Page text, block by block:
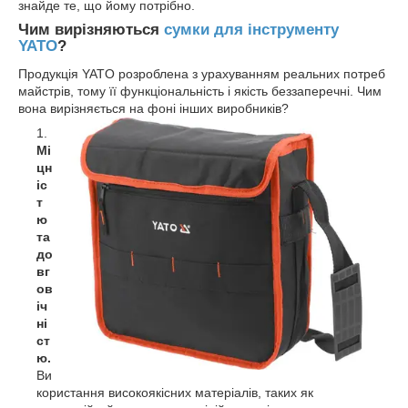
знайде те, що йому потрібно.
Чим вирізняються сумки для інструменту
YATO?
Продукція YATO розроблена з урахуванням реальних потреб
майстрів, тому її функціональність і якість беззаперечні. Чим
вона вирізняється на фоні інших виробників?
Мі
цн
іс
т
ю
та
до
вг
ов
іч
ні
ст
ю.
Ви
користання високоякісних матеріалів, таких як